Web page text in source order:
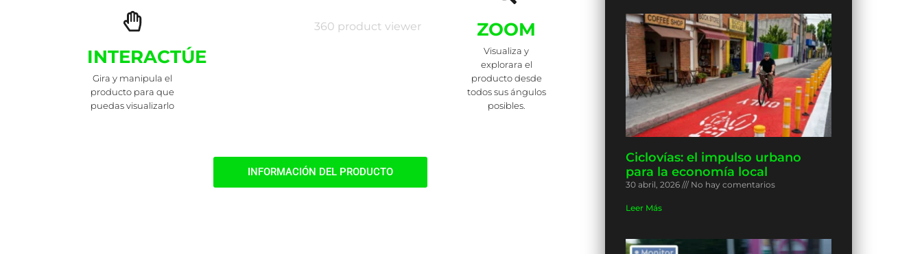
INTERACTÚE
Gira y manipula el
producto para que
puedas visualizarlo
360 product viewer ZOOM
Visualiza y
explorara el
producto desde
todos sus ángulos
posibles.
INFORMACIÓN DEL PRODUCTO
Ciclovías: el impulso urbano
para la economía local
30 abril, 2026 No hay comentarios
Leer Más